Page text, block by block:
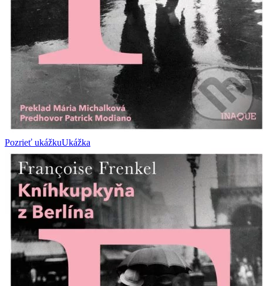
Pozrieť ukážkuUkážka